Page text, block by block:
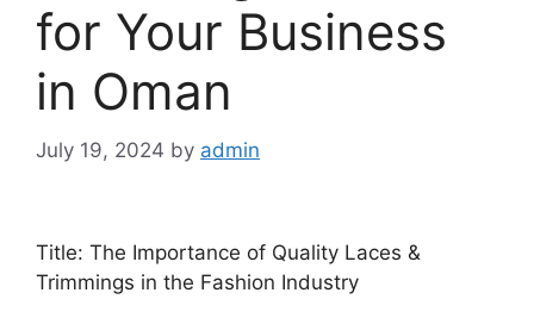
for Your Business
in Oman
July 19, 2024 by admin
Title: The Importance of Quality Laces &
Trimmings in the Fashion Industry